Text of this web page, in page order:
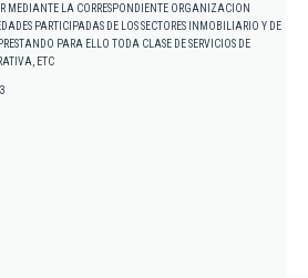
MEDIANTE LA CORRESPONDIENTE ORGANIZACION
PARTICIPADAS DE LOS SECTORES INMOBILIARIO Y DE
PARA ELLO TODA CLASE DE SERVICIOS DE
ETC